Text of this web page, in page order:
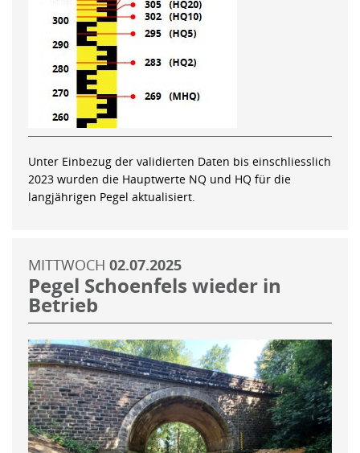
Unter Einbezug der validierten Daten bis einschliesslich
2023 wurden die Hauptwerte NQ und HQ für die
langjährigen Pegel aktualisiert.
MITTWOCH 02.07.2025
Pegel Schoenfels wieder in
Betrieb